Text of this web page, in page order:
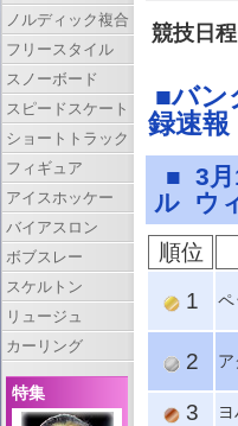
競技日
■バン
録速報
■ 3月
ル ウ
順位
1 ペ
2
3
ノルディック複合
フリースタイル
スノーボード
スピードスケート
ショートトラック
フィギュア
アイスホッケー
バイアスロン
ボブスレー
スケルトン
リュージュ
カーリング
特集